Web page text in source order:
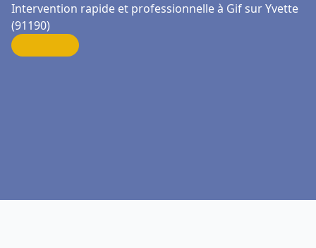
Intervention rapide et professionnelle à Gif sur Yvette
(91190)